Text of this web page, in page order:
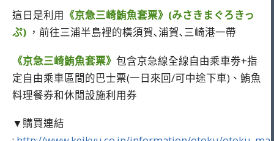
這日是利用 《京急三崎鮪魚套票》(みさきまぐろきっ
ぷ) ，前往三浦半島裡的橫須賀､浦賀､三崎港一帶
《京急三崎鮪魚套票》 包含京急線全線自由乘車劵+指
定自由乘車區間的巴士票(一日來回/可中途下車)、鮪魚
料理餐券和休閒設施利用券
▼購買連結